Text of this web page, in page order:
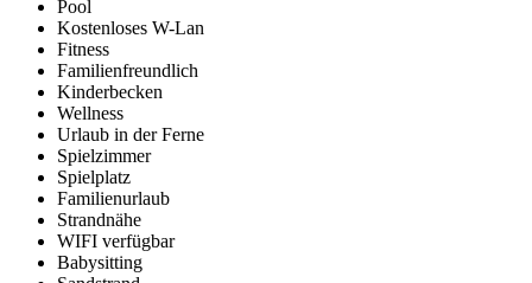
Pool
Kostenloses W-Lan
Fitness
Familienfreundlich
Kinderbecken
Wellness
Urlaub in der Ferne
Spielzimmer
Spielplatz
Familienurlaub
Strandnähe
WIFI verfügbar
Babysitting